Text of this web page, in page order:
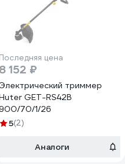
Последняя цена
8 152 ₽
триммер
GET-RS42B
70/1/26
5(2)
Аналоги